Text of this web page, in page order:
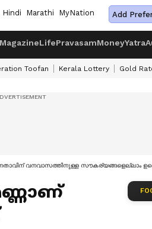
Hindi Marathi MyNation Add
MagazineLifePravasamMoneyYatra
Toofan Kerala Lottery Gold
വനവാസത്തിനുള്ള സൗകര്യങ്ങളെല്ലാം